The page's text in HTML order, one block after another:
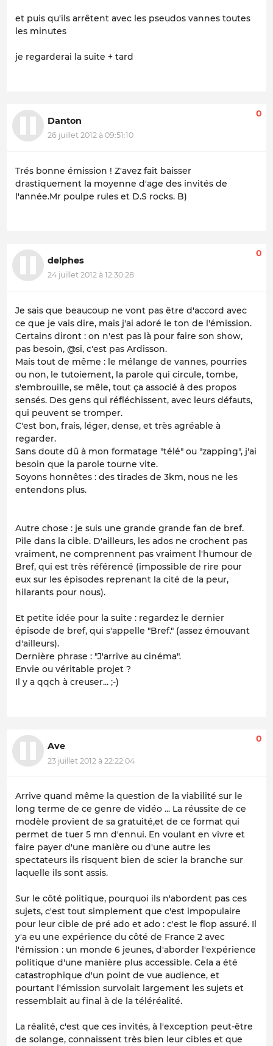
et puis qu'ils arrêtent avec les pseudos vannes toutes
les minutes
je regarderai la suite + tard
Danton
26 juillet 2012 à 09:51:10
0
Trés bonne émission ! Z'avez fait baisser
drastiquement la moyenne d'age des invités de
l'année.Mr poulpe rules et D.S rocks. B)
delphes
24 juillet 2012 à 12:30:28
0
Je sais que beaucoup ne vont pas être d'accord avec
ce que je vais dire, mais j'ai adoré le ton de l'émission.
Certains diront : on n'est pas là pour faire son show,
pas besoin, @si, c'est pas Ardisson.
Mais tout de même : le mélange de vannes, pourries
ou non, le tutoiement, la parole qui circule, tombe,
s'embrouille, se mêle, tout ça associé à des propos
sensés. Des gens qui réfléchissent, avec leurs défauts,
qui peuvent se tromper.
C'est bon, frais, léger, dense, et très agréable à
regarder.
Sans doute dû à mon formatage "télé" ou "zapping", j'ai
besoin que la parole tourne vite.
Soyons honnêtes : des tirades de 3km, nous ne les
entendons plus.
Autre chose : je suis une grande grande fan de bref.
Pile dans la cible. D'ailleurs, les ados ne crochent pas
vraiment, ne comprennent pas vraiment l'humour de
Bref, qui est très référencé (impossible de rire pour
eux sur les épisodes reprenant la cité de la peur,
hilarants pour nous).
Et petite idée pour la suite : regardez le dernier
épisode de bref, qui s'appelle "Bref." (assez émouvant
d'ailleurs).
Dernière phrase : "J'arrive au cinéma".
Envie ou véritable projet ?
Il y a qqch à creuser... ;-)
Ave
23 juillet 2012 à 22:22:04
0
Arrive quand même la question de la viabilité sur le
long terme de ce genre de vidéo ... La réussite de ce
modèle provient de sa gratuité,et de ce format qui
permet de tuer 5 mn d'ennui. En voulant en vivre et
faire payer d'une manière ou d'une autre les
spectateurs ils risquent bien de scier la branche sur
laquelle ils sont assis.
Sur le côté politique, pourquoi ils n'abordent pas ces
sujets, c'est tout simplement que c'est impopulaire
pour leur cible de pré ado et ado : c'est le flop assuré. Il
y'a eu une expérience du côté de France 2 avec
l'émission : un monde 6 jeunes, d'aborder l'expérience
politique d'une manière plus accessible. Cela a été
catastrophique d'un point de vue audience, et
pourtant l'émission survolait largement les sujets et
ressemblait au final à de la téléréalité.
La réalité, c'est que ces invités, à l'exception peut-être
de solange, connaissent très bien leur cibles et que